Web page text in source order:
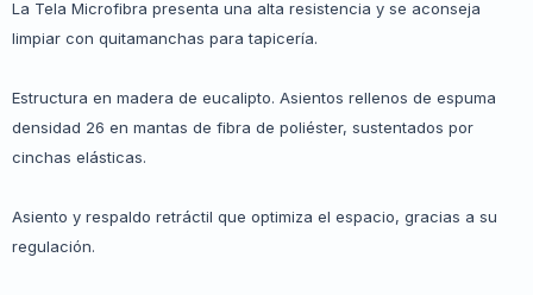
La Tela Microfibra presenta una alta resistencia y se aconseja
limpiar con quitamanchas para tapicería.
Estructura en madera de eucalipto. Asientos rellenos de espuma
densidad 26 en mantas de fibra de poliéster, sustentados por
cinchas elásticas.
Asiento y respaldo retráctil que optimiza el espacio, gracias a su
regulación.